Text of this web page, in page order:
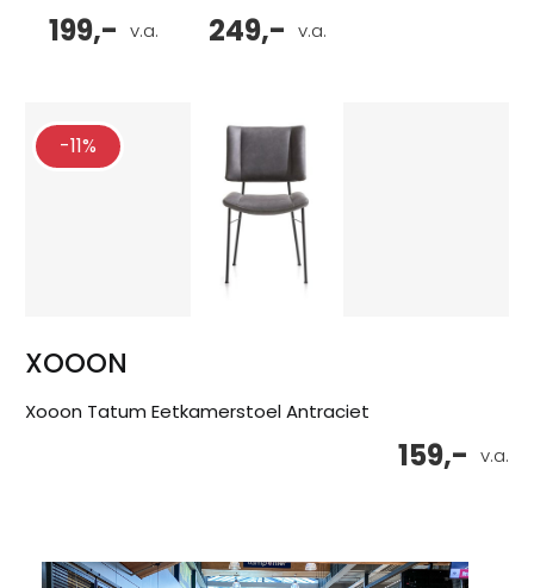
v.a.
199,-
v.a.
249,-
-11%
XOOON
Xooon Tatum Eetkamerstoel Antraciet
v.a.
159,-